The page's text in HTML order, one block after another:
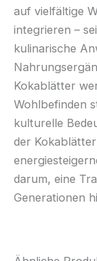
auf vielfältige
integrieren –
kulinarische
Kokablätter
Wohlbefinden
kulturelle
der
darum, eine
Generationen